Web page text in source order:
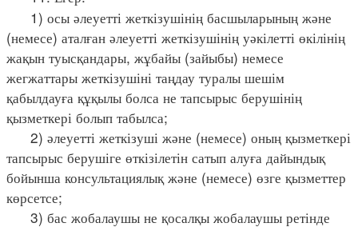
1) осы әлеуетті жеткізушінің басшыларының және
(немесе) аталған әлеуетті жеткізушінің уәкілетті өкілінің
жақын туысқандары, жұбайы (зайыбы) немесе
жегжаттары жеткізушіні таңдау туралы шешім
қабылдауға құқылы болса не тапсырыс берушінің
қызметкері болып табылса;
2) әлеуетті жеткізуші және (немесе) оның қызметкері
тапсырыс берушіге өткізілетін сатып алуға дайындық
бойынша консультациялық және (немесе) өзге қызметтер
көрсетсе;
3) бас жобалаушы не қосалқы жобалаушы ретінде